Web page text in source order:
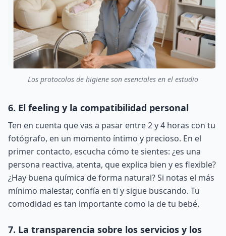
Los protocolos de higiene son esenciales en el estudio
6. El feeling y la compatibilidad personal
Ten en cuenta que vas a pasar entre 2 y 4 horas con tu
fotógrafo, en un momento íntimo y precioso. En el
primer contacto, escucha cómo te sientes: ¿es una
persona reactiva, atenta, que explica bien y es flexible?
¿Hay buena química de forma natural? Si notas el más
mínimo malestar, confía en ti y sigue buscando. Tu
comodidad es tan importante como la de tu bebé.
7. La transparencia sobre los servicios y los